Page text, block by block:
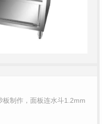
制作，面板连水斗1.2mm